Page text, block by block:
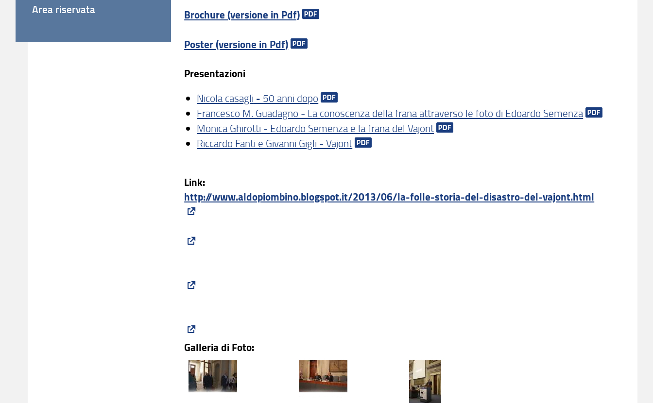
Brochure (versione in Pdf)
Poster(versione in Pdf)
Presentazioni
Nicola casagli - 50 anni dopo
Francesco M. Guadagno - La conoscenza della frana attraverso le foto di Edoardo Semenza
Monica Ghirotti - Edoardo Semenza e la frana del Vajont
Riccardo Fanti e Givanni Gigli - Vajont
Link:
http://www.aldopiombino.blogspot.it/2013/06/la-folle-storia-del-disastro-del-vajont.html
Galleria di Foto:
Area riservata